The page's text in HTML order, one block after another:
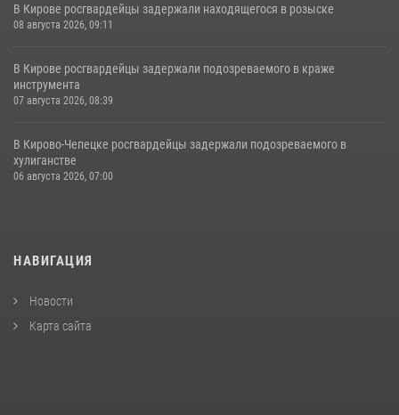
В Кирове росгвардейцы задержали находящегося в розыске
08 августа 2026, 09:11
В Кирове росгвардейцы задержали подозреваемого в краже
инструмента
07 августа 2026, 08:39
В Кирово-Чепецке росгвардейцы задержали подозреваемого в
хулиганстве
06 августа 2026, 07:00
НАВИГАЦИЯ
Новости
Карта сайта